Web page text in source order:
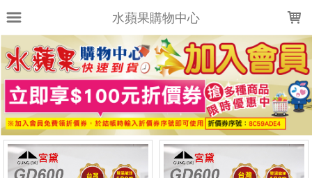
水蘋果購物中心
上架時間 銷售件數 銷售價格
樣式尺寸篩選
全部樣式